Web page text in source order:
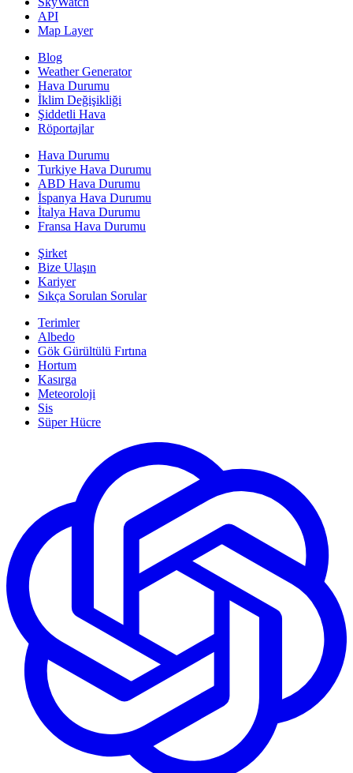
API
Map Layer
Blog
Weather Generator
Hava Durumu
İklim Değişikliği
Şiddetli Hava
Röportajlar
Hava Durumu
Turkiye Hava Durumu
ABD Hava Durumu
İspanya Hava Durumu
İtalya Hava Durumu
Fransa Hava Durumu
Şirket
Bize Ulaşın
Kariyer
Sıkça Sorulan Sorular
Terimler
Albedo
Gök Gürültülü Fırtına
Hortum
Kasırga
Meteoroloji
Sis
Süper Hücre